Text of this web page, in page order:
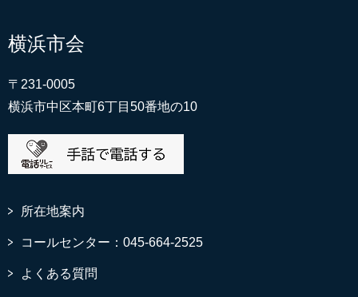
横浜市会
〒231-0005
横浜市中区本町6丁目50番地の10
所在地案内
コールセンター：045-664-2525
よくある質問